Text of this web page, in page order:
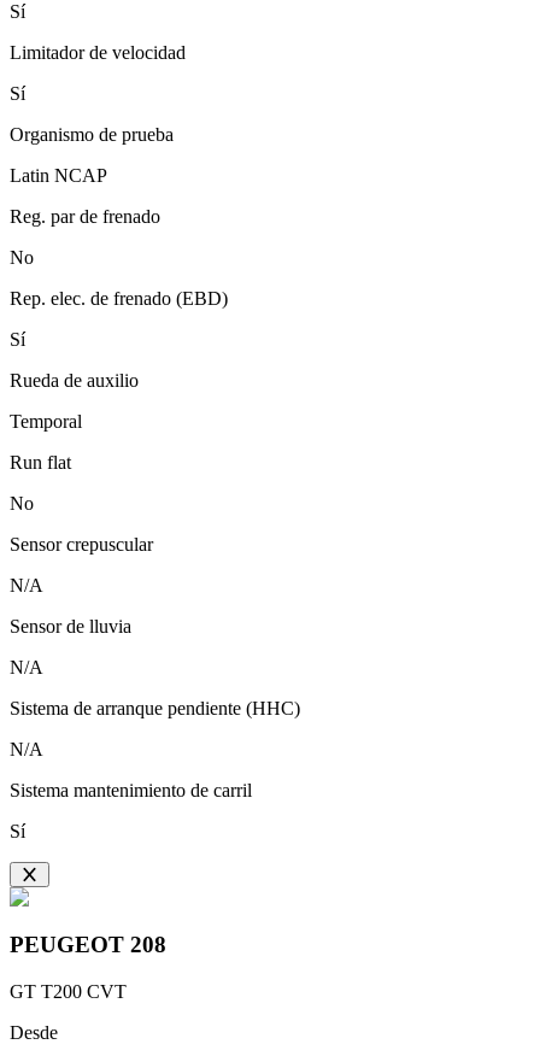
Sí
Limitador de velocidad
Sí
Organismo de prueba
Latin NCAP
Reg. par de frenado
No
Rep. elec. de frenado (EBD)
Sí
Rueda de auxilio
Temporal
Run flat
No
Sensor crepuscular
N/A
Sensor de lluvia
N/A
Sistema de arranque pendiente (HHC)
N/A
Sistema mantenimiento de carril
Sí
PEUGEOT 208
GT T200 CVT
Desde